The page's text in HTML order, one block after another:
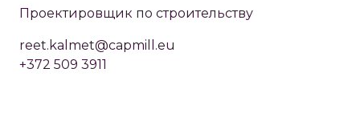
Проектировщик по строительству
reet.kalmet@capmill.eu
+372 509 3911